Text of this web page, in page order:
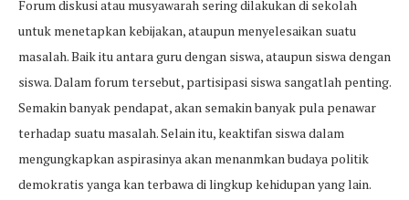
Forum diskusi atau musyawarah sering dilakukan di sekolah
untuk menetapkan kebijakan, ataupun menyelesaikan suatu
masalah. Baik itu antara guru dengan siswa, ataupun siswa dengan
siswa. Dalam forum tersebut, partisipasi siswa sangatlah penting.
Semakin banyak pendapat, akan semakin banyak pula penawar
terhadap suatu masalah. Selain itu, keaktifan siswa dalam
mengungkapkan aspirasinya akan menanmkan budaya politik
demokratis yanga kan terbawa di lingkup kehidupan yang lain.